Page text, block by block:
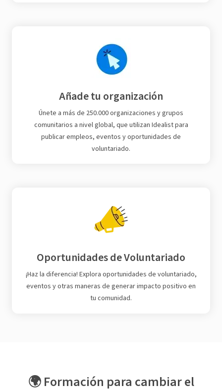
Añade tu organización
Únete a más de 250.000 organizaciones y grupos
comunitarios a nivel global, que utilizan Idealist para
publicar empleos, eventos y oportunidades de
voluntariado.
Oportunidades de Voluntariado
¡Haz la diferencia! Explora oportunidades de voluntariado,
eventos y otras maneras de generar impacto positivo en
tu comunidad.
🌍 Formación para cambiar el